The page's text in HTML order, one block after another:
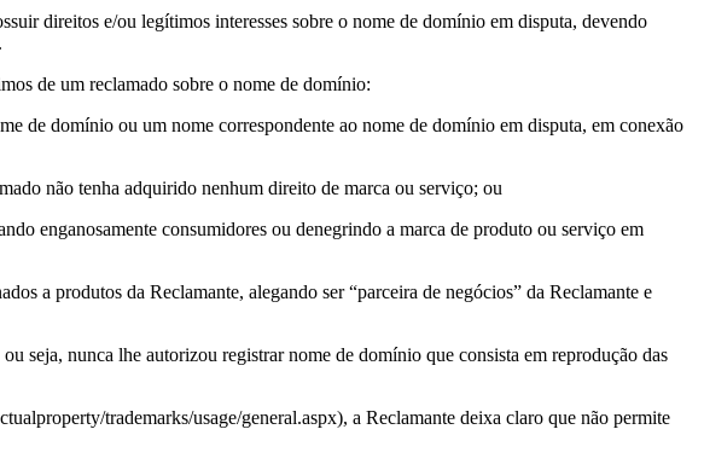
direitos e/ou legítimos interesses sobre o nome de domínio em disputa, devendo
de um reclamado sobre o nome de domínio:
de domínio ou um nome correspondente ao nome de domínio em disputa, em conexão
não tenha adquirido nenhum direito de marca ou serviço; ou
enganosamente consumidores ou denegrindo a marca de produto ou serviço em
a produtos da Reclamante, alegando ser “parceira de negócios” da Reclamante e
seja, nunca lhe autorizou registrar nome de domínio que consista em reprodução das
trademarks/usage/general.aspx), a Reclamante deixa claro que não permite